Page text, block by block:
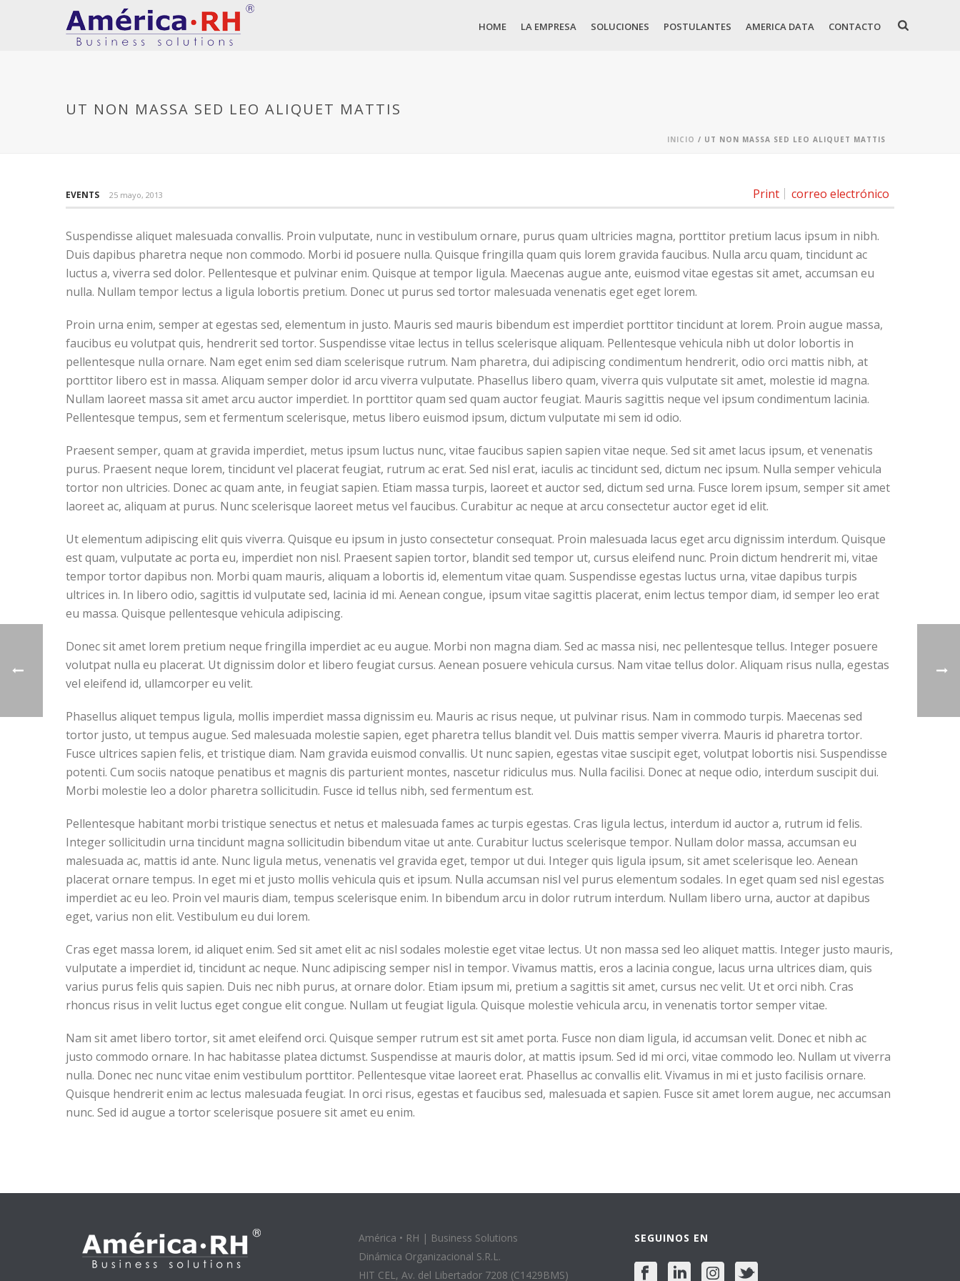
HOME LA EMPRESA SOLUCIONES POSTULANTES AMERICA DATA CONTACTO
UT NON MASSA SED LEO ALIQUET MATTIS
INICIO / UT NON MASSA SED LEO ALIQUET MATTIS
Print correo electrónico
EVENTS 25 mayo, 2013
Suspendisse aliquet malesuada convallis. Proin vulputate, nunc in vestibulum ornare, purus quam ultricies magna, porttitor pretium lacus ipsum in nibh.
Duis dapibus pharetra neque non commodo. Morbi id posuere nulla. Quisque fringilla quam quis lorem gravida faucibus. Nulla arcu quam, tincidunt ac
luctus a, viverra sed dolor. Pellentesque et pulvinar enim. Quisque at tempor ligula. Maecenas augue ante, euismod vitae egestas sit amet, accumsan eu
nulla. Nullam tempor lectus a ligula lobortis pretium. Donec ut purus sed tortor malesuada venenatis eget eget lorem.
Proin urna enim, semper at egestas sed, elementum in justo. Mauris sed mauris bibendum est imperdiet porttitor tincidunt at lorem. Proin augue massa,
faucibus eu volutpat quis, hendrerit sed tortor. Suspendisse vitae lectus in tellus scelerisque aliquam. Pellentesque vehicula nibh ut dolor lobortis in
pellentesque nulla ornare. Nam eget enim sed diam scelerisque rutrum. Nam pharetra, dui adipiscing condimentum hendrerit, odio orci mattis nibh, at
porttitor libero est in massa. Aliquam semper dolor id arcu viverra vulputate. Phasellus libero quam, viverra quis vulputate sit amet, molestie id magna.
Nullam laoreet massa sit amet arcu auctor imperdiet. In porttitor quam sed quam auctor feugiat. Mauris sagittis neque vel ipsum condimentum lacinia.
Pellentesque tempus, sem et fermentum scelerisque, metus libero euismod ipsum, dictum vulputate mi sem id odio.
Praesent semper, quam at gravida imperdiet, metus ipsum luctus nunc, vitae faucibus sapien sapien vitae neque. Sed sit amet lacus ipsum, et venenatis
purus. Praesent neque lorem, tincidunt vel placerat feugiat, rutrum ac erat. Sed nisl erat, iaculis ac tincidunt sed, dictum nec ipsum. Nulla semper vehicula
tortor non ultricies. Donec ac quam ante, in feugiat sapien. Etiam massa turpis, laoreet et auctor sed, dictum sed urna. Fusce lorem ipsum, semper sit amet
laoreet ac, aliquam at purus. Nunc scelerisque laoreet metus vel faucibus. Curabitur ac neque at arcu consectetur auctor eget id elit.
Ut elementum adipiscing elit quis viverra. Quisque eu ipsum in justo consectetur consequat. Proin malesuada lacus eget arcu dignissim interdum. Quisque
est quam, vulputate ac porta eu, imperdiet non nisl. Praesent sapien tortor, blandit sed tempor ut, cursus eleifend nunc. Proin dictum hendrerit mi, vitae
tempor tortor dapibus non. Morbi quam mauris, aliquam a lobortis id, elementum vitae quam. Suspendisse egestas luctus urna, vitae dapibus turpis
ultrices in. In libero odio, sagittis id vulputate sed, lacinia id mi. Aenean congue, ipsum vitae sagittis placerat, enim lectus tempor diam, id semper leo erat
eu massa. Quisque pellentesque vehicula adipiscing.
Donec sit amet lorem pretium neque fringilla imperdiet ac eu augue. Morbi non magna diam. Sed ac massa nisi, nec pellentesque tellus. Integer posuere
volutpat nulla eu placerat. Ut dignissim dolor et libero feugiat cursus. Aenean posuere vehicula cursus. Nam vitae tellus dolor. Aliquam risus nulla, egestas
vel eleifend id, ullamcorper eu velit.
Phasellus aliquet tempus ligula, mollis imperdiet massa dignissim eu. Mauris ac risus neque, ut pulvinar risus. Nam in commodo turpis. Maecenas sed
tortor justo, ut tempus augue. Sed malesuada molestie sapien, eget pharetra tellus blandit vel. Duis mattis semper viverra. Mauris id pharetra tortor.
Fusce ultrices sapien felis, et tristique diam. Nam gravida euismod convallis. Ut nunc sapien, egestas vitae suscipit eget, volutpat lobortis nisi. Suspendisse
potenti. Cum sociis natoque penatibus et magnis dis parturient montes, nascetur ridiculus mus. Nulla facilisi. Donec at neque odio, interdum suscipit dui.
Morbi molestie leo a dolor pharetra sollicitudin. Fusce id tellus nibh, sed fermentum est.
Pellentesque habitant morbi tristique senectus et netus et malesuada fames ac turpis egestas. Cras ligula lectus, interdum id auctor a, rutrum id felis.
Integer sollicitudin urna tincidunt magna sollicitudin bibendum vitae ut ante. Curabitur luctus scelerisque tempor. Nullam dolor massa, accumsan eu
malesuada ac, mattis id ante. Nunc ligula metus, venenatis vel gravida eget, tempor ut dui. Integer quis ligula ipsum, sit amet scelerisque leo. Aenean
placerat ornare tempus. In eget mi et justo mollis vehicula quis et ipsum. Nulla accumsan nisl vel purus elementum sodales. In eget quam sed nisl egestas
imperdiet ac eu leo. Proin vel mauris diam, tempus scelerisque enim. In bibendum arcu in dolor rutrum interdum. Nullam libero urna, auctor at dapibus
eget, varius non elit. Vestibulum eu dui lorem.
Cras eget massa lorem, id aliquet enim. Sed sit amet elit ac nisl sodales molestie eget vitae lectus. Ut non massa sed leo aliquet mattis. Integer justo mauris,
vulputate a imperdiet id, tincidunt ac neque. Nunc adipiscing semper nisl in tempor. Vivamus mattis, eros a lacinia congue, lacus urna ultrices diam, quis
varius purus felis quis sapien. Duis nec nibh purus, at ornare dolor. Etiam ipsum mi, pretium a sagittis sit amet, cursus nec velit. Ut et orci nibh. Cras
rhoncus risus in velit luctus eget congue elit congue. Nullam ut feugiat ligula. Quisque molestie vehicula arcu, in venenatis tortor semper vitae.
Nam sit amet libero tortor, sit amet eleifend orci. Quisque semper rutrum est sit amet porta. Fusce non diam ligula, id accumsan velit. Donec et nibh ac
justo commodo ornare. In hac habitasse platea dictumst. Suspendisse at mauris dolor, at mattis ipsum. Sed id mi orci, vitae commodo leo. Nullam ut viverra
nulla. Donec nec nunc vitae enim vestibulum porttitor. Pellentesque vitae laoreet erat. Phasellus ac convallis elit. Vivamus in mi et justo facilisis ornare.
Quisque hendrerit enim ac lectus malesuada feugiat. In orci risus, egestas et faucibus sed, malesuada et sapien. Fusce sit amet lorem augue, nec accumsan
nunc. Sed id augue a tortor scelerisque posuere sit amet eu enim.
América • RH | Business Solutions
Dinámica Organizacional S.R.L.
HIT CEL, Av. del Libertador 7208 (C1429BMS)
SEGUINOS EN